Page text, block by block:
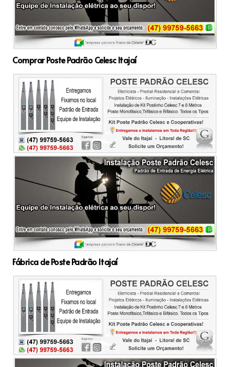
Comprar Poste Padrão Celesc Itajaí
Fábrica de Poste Padrão Itajaí